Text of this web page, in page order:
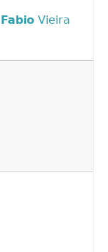
Fabio Vieira